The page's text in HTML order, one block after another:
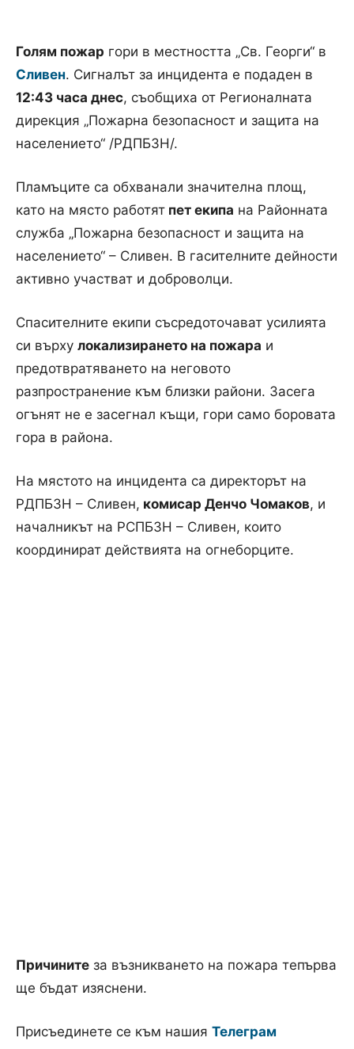
Голям пожар гори в местността „Св. Георги“ в
Сливен. Сигналът за инцидента е подаден в
12:43 часа днес, съобщиха от Регионалната
дирекция „Пожарна безопасност и защита на
населението“ /РДПБЗН/.
Пламъците са обхванали значителна площ,
като на място работят пет екипа на Районната
служба „Пожарна безопасност и защита на
населението“ – Сливен. В гасителните дейности
активно участват и доброволци.
Спасителните екипи съсредоточават усилията
си върху локализирането на пожара и
предотвратяването на неговото
разпространение към близки райони. Засега
огънят не е засегнал къщи, гори само боровата
гора в района.
На мястото на инцидента са директорът на
РДПБЗН – Сливен, комисар Денчо Чомаков, и
началникът на РСПБЗН – Сливен, които
координират действията на огнеборците.
Причините за възникването на пожара тепърва
ще бъдат изяснени.
Присъединете се към нашия Телеграм